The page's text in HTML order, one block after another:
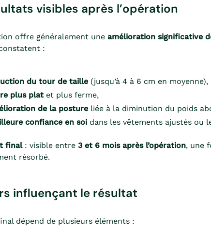
visibles après l’opération
offre généralement une amélioration significative
:
du tour de taille (jusqu’à 4 à 6 cm en moyenne),
plus plat et plus ferme,
de la posture liée à la diminution du poids
confiance en soi dans les vêtements ajustés ou
final: visible entre 3 et 6 mois après l’opération, une
résorbé.
influençant le résultat
dépend de plusieurs éléments :